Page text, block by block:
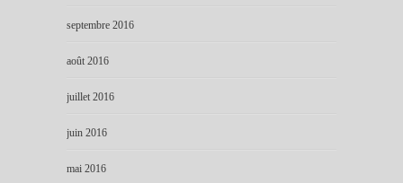
septembre 2016
août 2016
juillet 2016
juin 2016
mai 2016